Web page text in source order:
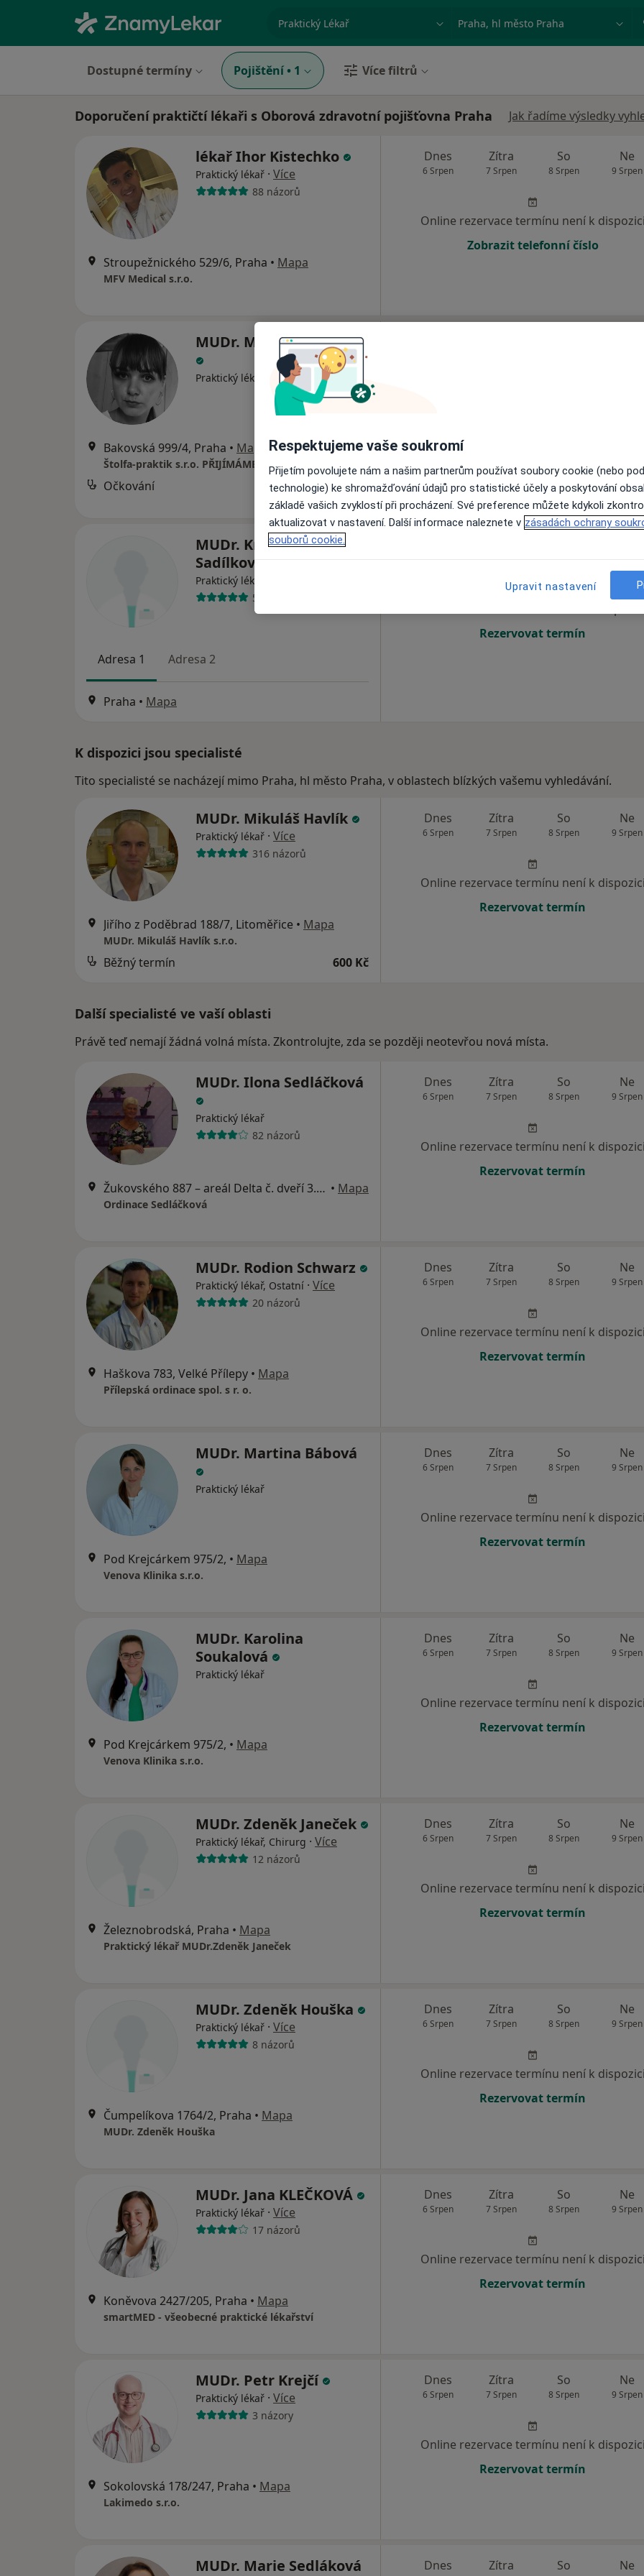
specializace, nemoc nebo příjmení Město nebo region
Dostupné termíny Pojištění • 1 Více filtrů
Doporučení praktičtí lékaři s Oborová zdravotní pojišťovna Praha Jak řadíme výsledky
lékař Ihor Kistechko
Praktický lékař · Více
88 názorů
Stroupežnického 529/6, Praha • Mapa
MFV Medical s.r.o.
Dnes
6 Srpen
Zítra
7 Srpen
So
8 Srpen
Ne
9 Srpen
Online rezervace termínu není k dispozici
Zobrazit telefonní číslo
MUDr. Marie Vadbolská
Praktický lékař Více
Bakovská 999/4, Praha • Mapa
Štolfa-praktik s.r.o. PŘIJÍMÁME NOVÉ PACIENTY
Očkování od 200 kč
MUDr. Kristina
Sadílková
Praktický lékař
5 názorů
Adresa 1 Adresa 2
Praha • Mapa
Rezervovat termín
K dispozici jsou specialisté
Tito specialisté se nacházejí mimo Praha, hl město Praha, v oblastech blízkých vašemu vyhledávání.
MUDr. Mikuláš Havlík
Praktický lékař · Více
316 názorů
Jiřího z Poděbrad 188/7, Litoměřice • Mapa
MUDr. Mikuláš Havlík s.r.o.
Běžný termín 600 Kč
Dnes
6 Srpen
Zítra
7 Srpen
So
8 Srpen
Ne
9 Srpen
Online rezervace termínu není k dispozici
Rezervovat termín
Další specialisté ve vaší oblasti
Právě teď nemají žádná volná místa. Zkontrolujte, zda se později neotevřou nová místa.
MUDr. Ilona Sedláčková
Praktický lékař
82 názorů
Žukovského 887 – areál Delta č. dveří 3.09, Praha 6-Ruzyně, Praha • Mapa
Ordinace Sedláčková
Dnes
6 Srpen
Zítra
7 Srpen
So
8 Srpen
Ne
9 Srpen
Online rezervace termínu není k dispozici
Rezervovat termín
MUDr. Rodion Schwarz
Praktický lékař, Ostatní · Více
20 názorů
Haškova 783, Velké Přílepy • Mapa
Přílepská ordinace spol. s r. o.
Dnes
6 Srpen
Zítra
7 Srpen
So
8 Srpen
Ne
9 Srpen
Online rezervace termínu není k dispozici
Rezervovat termín
MUDr. Martina Bábová
Praktický lékař
Pod Krejcárkem 975/2, • Mapa
Venova Klinika s.r.o.
Dnes
6 Srpen
Zítra
7 Srpen
So
8 Srpen
Ne
9 Srpen
Online rezervace termínu není k dispozici
Rezervovat termín
MUDr. Karolina
Soukalová
Praktický lékař
Pod Krejcárkem 975/2, • Mapa
Venova Klinika s.r.o.
Dnes
6 Srpen
Zítra
7 Srpen
So
8 Srpen
Ne
9 Srpen
Online rezervace termínu není k dispozici
Rezervovat termín
MUDr. Zdeněk Janeček
Praktický lékař, Chirurg · Více
12 názorů
Železnobrodská, Praha • Mapa
Praktický lékař MUDr.Zdeněk Janeček
Dnes
6 Srpen
Zítra
7 Srpen
So
8 Srpen
Ne
9 Srpen
Online rezervace termínu není k dispozici
Rezervovat termín
MUDr. Zdeněk Houška
Praktický lékař · Více
8 názorů
Čumpelíkova 1764/2, Praha • Mapa
MUDr. Zdeněk Houška
Dnes
6 Srpen
Zítra
7 Srpen
So
8 Srpen
Ne
9 Srpen
Online rezervace termínu není k dispozici
Rezervovat termín
MUDr. Jana KLEČKOVÁ
Praktický lékař · Více
17 názorů
Koněvova 2427/205, Praha • Mapa
smartMED - všeobecné praktické lékařství
Dnes
6 Srpen
Zítra
7 Srpen
So
8 Srpen
Ne
9 Srpen
Online rezervace termínu není k dispozici
Rezervovat termín
MUDr. Petr Krejčí
Praktický lékař · Více
3 názory
Sokolovská 178/247, Praha • Mapa
Lakimedo s.r.o.
Dnes
6 Srpen
Zítra
7 Srpen
So
8 Srpen
Ne
9 Srpen
Online rezervace termínu není k dispozici
Rezervovat termín
MUDr. Marie Sedláková Dnes Zítra So Ne
Respektujeme vaše soukromí
Přijetím povolujete nám a našim partnerům používat soubory cookie (nebo
technologie) ke shromažďování údajů pro statistické účely a poskytování
základě vašich zvyklostí při procházení. Své preference můžete kdykoli
aktualizovat v nastavení. Další informace naleznete v zásadách ochrany
souborů cookie.
Upravit nastavení